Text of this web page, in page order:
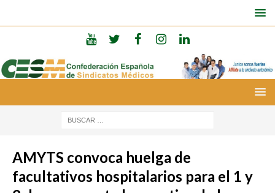
AMYTS convoca huelga de
facultativos hospitalarios para el 1 y